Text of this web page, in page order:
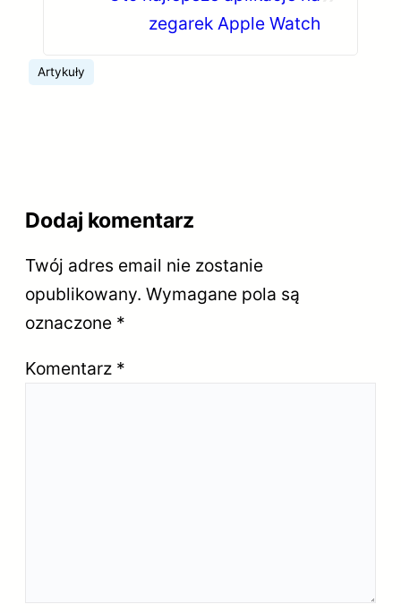
zegarek Apple Watch
Artykuły
Dodaj komentarz
Twój adres email nie zostanie
opublikowany. Wymagane pola są
oznaczone *
Komentarz *